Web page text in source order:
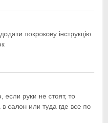
покрокову інструкцію
если руки не стоят, то
в салон или туда где все по